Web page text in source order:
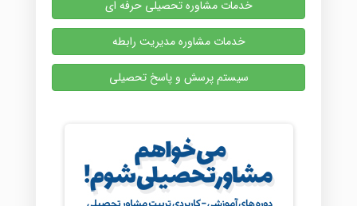
خدمات مشاوره تحصیلی حرفه ای
خدمات مشاوره مدیریت رابطه
سیستم پرسش و پاسخ تحصیلی